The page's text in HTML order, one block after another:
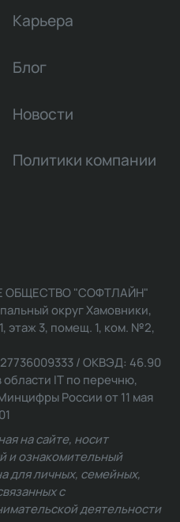
Карьера
Блог
Новости
Политики компании
ОБЩЕСТВО "СОФТЛАЙН"
округ Хамовники,
этаж 3, помещ. 1, ком. №2,
/ ОКВЭД: 46.90
IT по перечню,
России от 11 мая
на сайте, носит
и ознакомительный
для личных, семейных,
с
деятельности